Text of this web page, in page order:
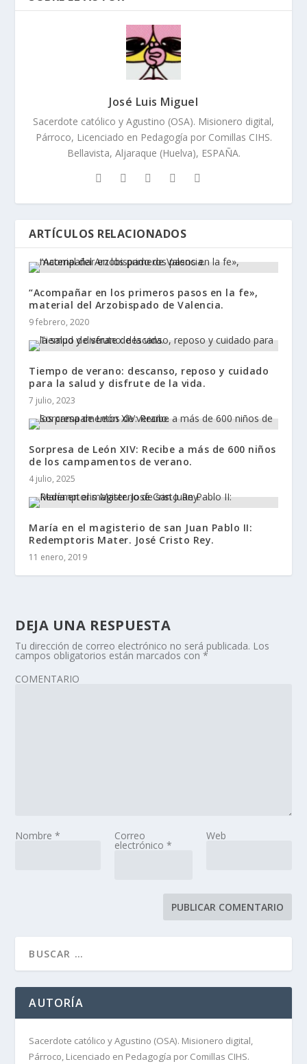
José Luis Miguel
Sacerdote católico y Agustino (OSA). Misionero digital,
Párroco, Licenciado en Pedagogía por Comillas CIHS.
Bellavista, Aljaraque (Huelva), ESPAÑA.
ARTÍCULOS RELACIONADOS
“Acompañar en los primeros pasos en la fe»,
material del Arzobispado de Valencia.
9 febrero, 2020
Tiempo de verano: descanso, reposo y cuidado
para la salud y disfrute de la vida.
7 julio, 2023
Sorpresa de León XIV: Recibe a más de 600 niños
de los campamentos de verano.
4 julio, 2025
María en el magisterio de san Juan Pablo II:
Redemptoris Mater. José Cristo Rey.
11 enero, 2019
DEJA UNA RESPUESTA
Tu dirección de correo electrónico no será publicada. Los
campos obligatorios están marcados con*
COMENTARIO
Nombre* Correo
electrónico *
Web
AUTORÍA
Sacerdote católico y Agustino (OSA). Misionero digital,
Párroco, Licenciado en Pedagogía por Comillas CIHS.